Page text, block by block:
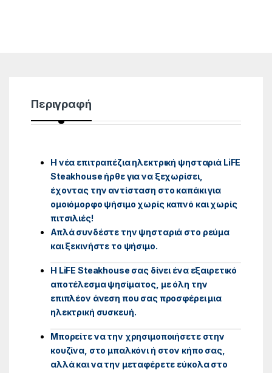
Περιγραφή
H νέα επιτραπέζια ηλεκτρική ψησταριά LiFE
Steakhouse ήρθε για να ξεχωρίσει,
έχοντας την αντίσταση στο καπάκι για
ομοιόμορφο ψήσιμο χωρίς καπνό και χωρίς
πιτσιλιές!
Απλά συνδέστε την ψησταριά στο ρεύμα
και ξεκινήστε το ψήσιμο.
Η LiFE Steakhouse σας δίνει ένα εξαιρετικό
αποτέλεσμα ψησίματος, με όλη την
επιπλέον άνεση που σας προσφέρει μια
ηλεκτρική συσκευή.
Μπορείτε να την χρησιμοποιήσετε στην
κουζίνα, στο μπαλκόνι ή στον κήπο σας,
αλλά και να την μεταφέρετε εύκολα στο